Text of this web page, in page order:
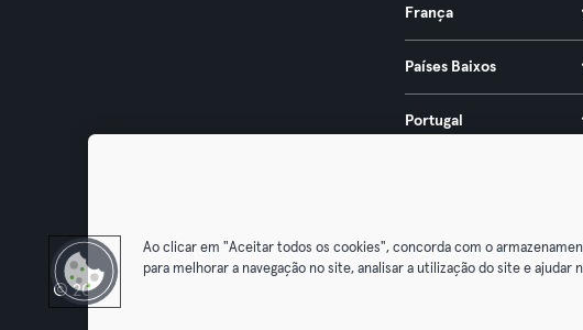
França
Países Baixos
Portugal
© 2026 Urban Sports Group GmbH. All rights reserved.
Ao clicar em "Aceitar todos os cookies", concorda com o
para melhorar a navegação no site, analisar a utilização do site e ajudar